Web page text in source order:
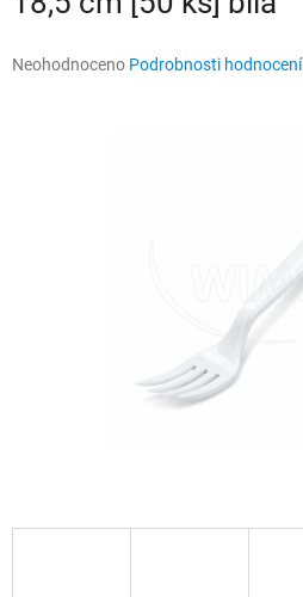
Průměrné
Neohodnoceno Podrobnosti hodnocení